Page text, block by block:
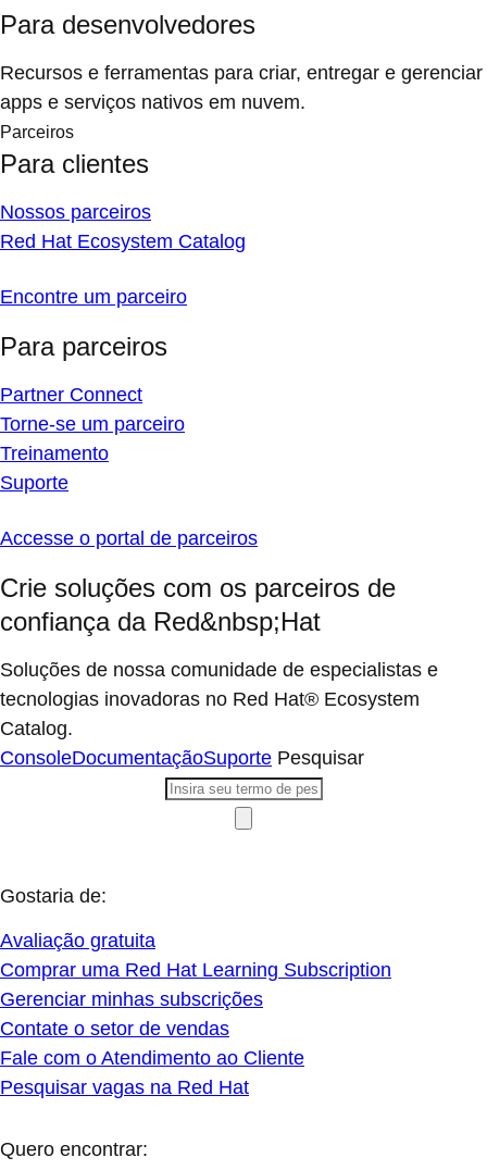
Para desenvolvedores
Recursos e ferramentas para criar, entregar e gerenciar
apps e serviços nativos em nuvem.
Parceiros
Para clientes
Nossos parceiros
Red Hat Ecosystem Catalog
Encontre um parceiro
Para parceiros
Partner Connect
Torne-se um parceiro
Treinamento
Suporte
Accesse o portal de parceiros
Crie soluções com os parceiros de
confiança da Red&nbsp;Hat
Soluções de nossa comunidade de especialistas e
tecnologias inovadoras no Red Hat® Ecosystem
Catalog.
ConsoleDocumentaçãoSuporte Pesquisar
Gostaria de:
Avaliação gratuita
Comprar uma Red Hat Learning Subscription
Gerenciar minhas subscrições
Contate o setor de vendas
Fale com o Atendimento ao Cliente
Pesquisar vagas na Red Hat
Quero encontrar: